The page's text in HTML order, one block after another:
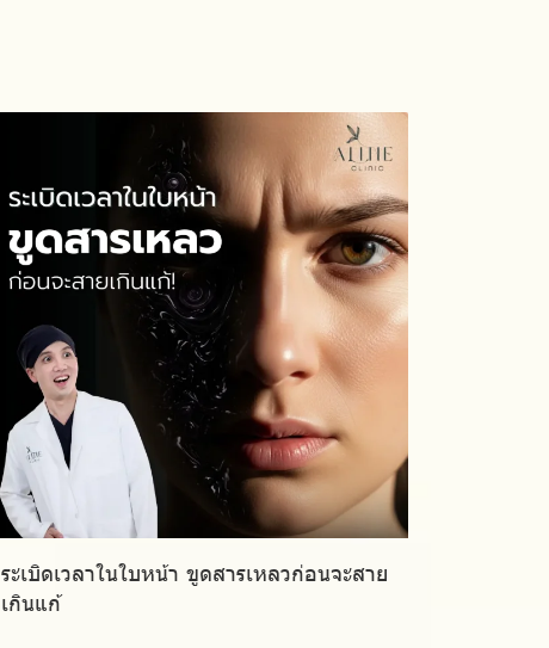
ระเบิดเวลาในใบหน้า ขูดสารเหลวก่อนจะสาย
เกินแก้